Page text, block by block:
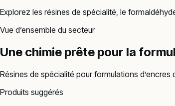
Explorez les résines de spécialité, le
Vue d’ensemble du secteur
Une chimie prête pour la
Résines de spécialité pour formulations
Produits suggérés